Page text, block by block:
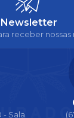
Newsletter
receber nossas
- Sala